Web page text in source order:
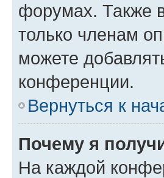
форумах. Также
только членам
можете
конференции.
Вернуться к
Почему я
На каждой